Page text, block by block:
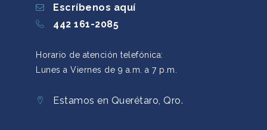
Escríbenos aquí
442 161-2085
Horario de atención telefónica:
Lunes a Viernes de 9 a.m. a 7 p.m.
Estamos en Querétaro, Qro.